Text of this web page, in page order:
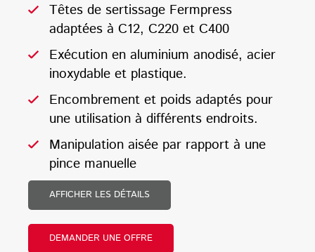
Têtes de sertissage Fermpress
adaptées à C12, C220 et C400
Exécution en aluminium anodisé, acier
inoxydable et plastique.
Encombrement et poids adaptés pour
une utilisation à différents endroits.
Manipulation aisée par rapport à une
pince manuelle
AFFICHER LES DÉTAILS
DEMANDER UNE OFFRE